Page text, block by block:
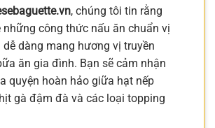
, chúng tôi tin rằng
những công thức nấu ăn chuẩn vị
dễ dàng mang hương vị truyền
ăn gia đình. Bạn sẽ cảm nhận
quyện hoàn hảo giữa hạt nếp
gà đậm đà và các loại topping